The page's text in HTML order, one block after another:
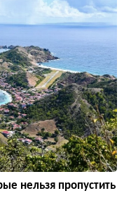
нельзя пропустить